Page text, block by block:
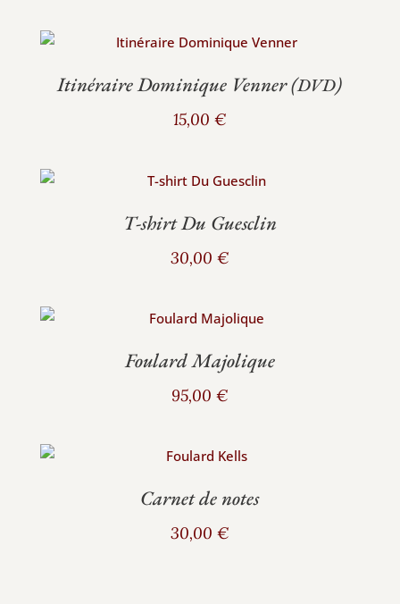
Itinéraire Dominique Venner (DVD)
15,00 €
T‑shirt Du Guesclin
30,00 €
Foulard Majolique
95,00 €
Carnet de notes
30,00 €